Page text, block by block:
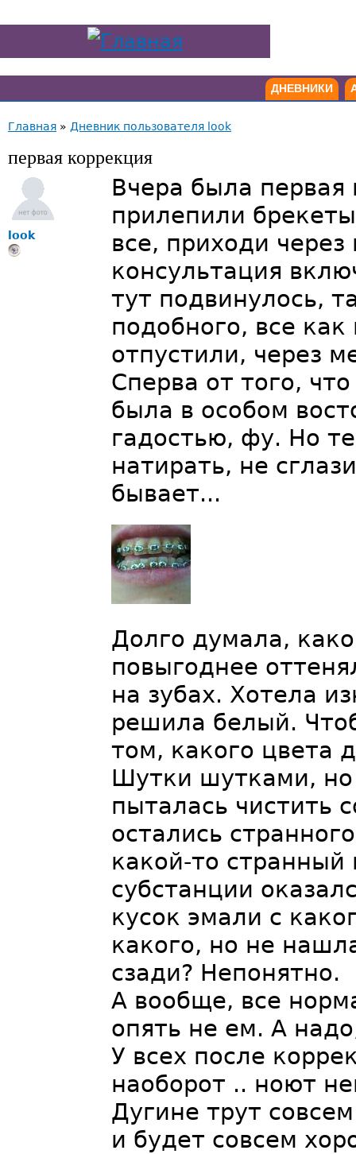
ДНЕВНИКИ
Главная » Дневник пользователя look
первая коррекция
look
Вчера была первая
прилепили
все, приходи
консультация
тут подвинулось,
подобного, все
отпустили, через
Сперва от того,
была в особом
гадостью, фу. Но
натирать, не
бывает...
Долго думала,
повыгоднее
на зубах. Хотела
решила белый.
том, какого цвета
Шутки шутками, но
пыталась чистить
остались
какой-то странный
субстанции
кусок эмали с
какого, но не
сзади? Непонятно.
А вообще, все
опять не ем. А
У всех после
наоборот .. ноют
Дугине трут
и будет совсем